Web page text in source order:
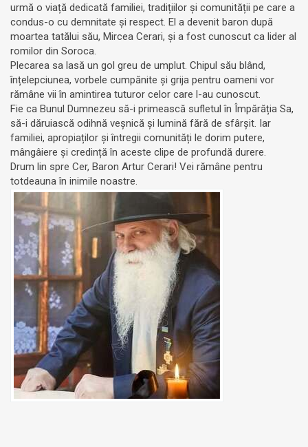
urmă o viață dedicată familiei, tradițiilor și comunității pe care a
condus-o cu demnitate și respect. El a devenit baron după
moartea tatălui său, Mircea Cerari, și a fost cunoscut ca lider al
romilor din Soroca.
Plecarea sa lasă un gol greu de umplut. Chipul său blând,
înțelepciunea, vorbele cumpănite și grija pentru oameni vor
rămâne vii în amintirea tuturor celor care l-au cunoscut.
Fie ca Bunul Dumnezeu să-i primească sufletul în Împărăția Sa,
să-i dăruiască odihnă veșnică și lumină fără de sfârșit. Iar
familiei, apropiaților și întregii comunități le dorim putere,
mângâiere și credință în aceste clipe de profundă durere.
Drum lin spre Cer, Baron Artur Cerari! Vei rămâne pentru
totdeauna în inimile noastre.